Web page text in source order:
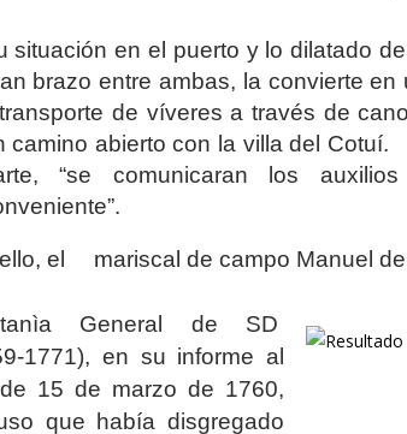
situación en el puerto y lo dilatado
brazo entre ambas, la convierte
de víveres a través de
camino abierto con la villa del
“se comunicaran los
el mariscal de campo Manuel
General de SD
1771), en su informe al
15 de marzo de 1760,
que había disgregado